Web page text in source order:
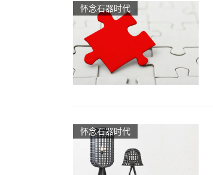
怀念石器时代
怀念石器时代